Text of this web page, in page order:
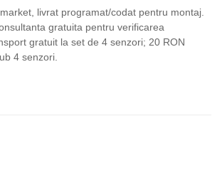
curent
este:
livrat programat/codat pentru montaj.
gratuita pentru verificarea
gratuit la set de 4 senzori; 20 RON
4 senzori.